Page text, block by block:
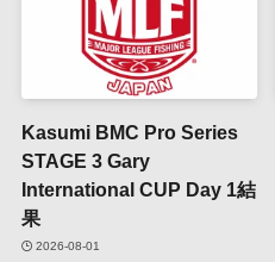
Kasumi BMC Pro Series
STAGE 3 Gary
International CUP Day 1結
果
2026-08-01